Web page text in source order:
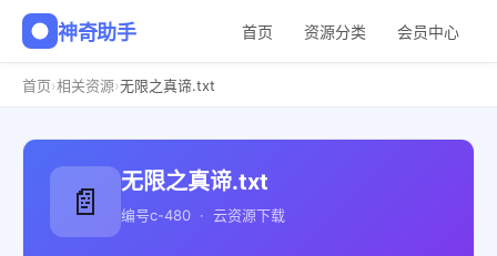
神奇助手 首页 资源分类 会员中心
首页›相关资源›无限之真谛.txt
📄 无限之真谛.txt
编号c-480 · 云资源下载